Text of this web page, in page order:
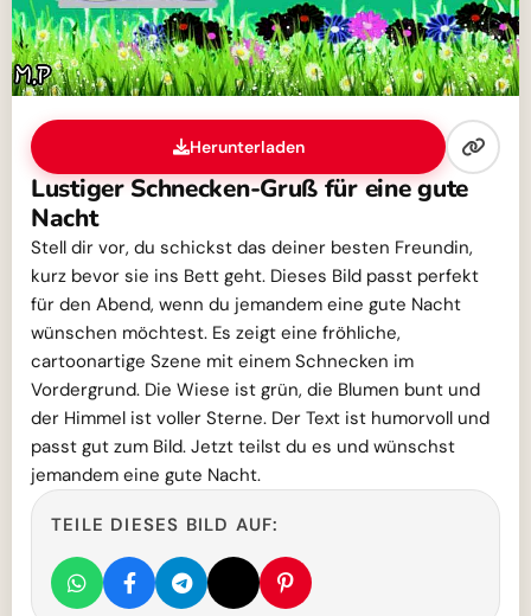
Herunterladen
Lustiger Schnecken-Gruß für eine gute
Nacht
Stell dir vor, du schickst das deiner besten Freundin,
kurz bevor sie ins Bett geht. Dieses Bild passt perfekt
für den Abend, wenn du jemandem eine gute Nacht
wünschen möchtest. Es zeigt eine fröhliche,
cartoonartige Szene mit einem Schnecken im
Vordergrund. Die Wiese ist grün, die Blumen bunt und
der Himmel ist voller Sterne. Der Text ist humorvoll und
passt gut zum Bild. Jetzt teilst du es und wünschst
jemandem eine gute Nacht.
TEILE DIESES BILD AUF: